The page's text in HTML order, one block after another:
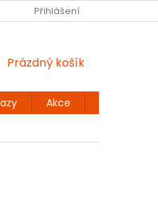
DOPRAVA A PLATBA
Přihlášení
NÁKUPNÍ
Prázdný košík
Akce